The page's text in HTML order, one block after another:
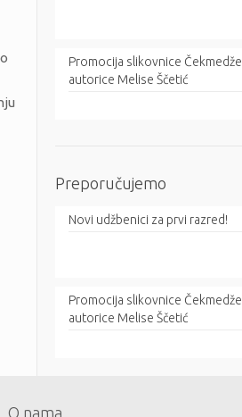
Promocija slikovnice Čekmedže
autorice Melise Ščetić
Preporučujemo
Novi udžbenici za prvi razred!
Promocija slikovnice Čekmedže
autorice Melise Ščetić
O nama